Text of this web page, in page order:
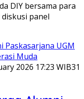
DIY bersama para
panel
2026 17:23 WIB31